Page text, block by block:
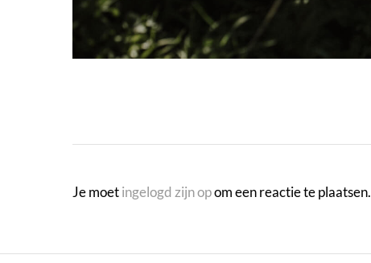
Je moetingelogd zijn opom een reactie te plaatsen.